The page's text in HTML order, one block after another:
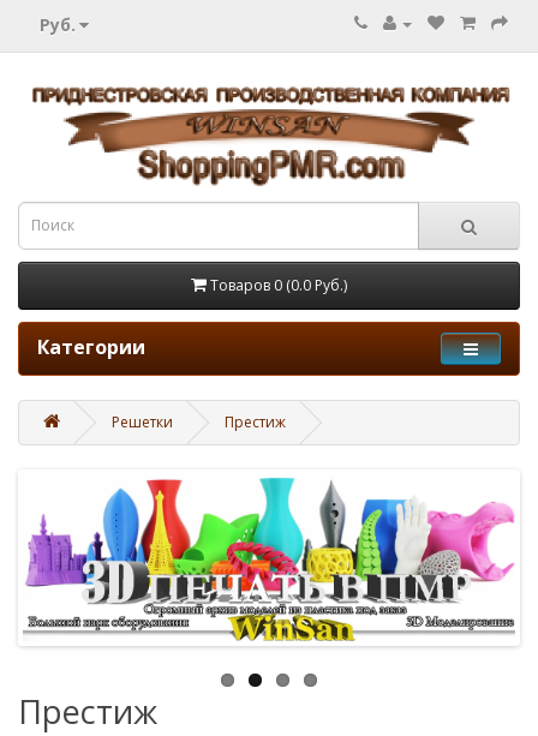
Руб.
Товаров 0 (0.0 Руб.)
Категории
Решетки Престиж
Престиж